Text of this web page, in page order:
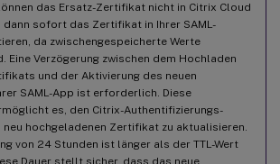
das Ersatz-Zertifikat nicht in Citrix Cloud
dann sofort das Zertifikat in Ihrer SAML-
da zwischengespeicherte Werte
Eine Verzögerung zwischen dem Hochladen
und der Aktivierung des neuen
SAML-App ist erforderlich. Diese
es, den Citrix-Authentifizierungs-
neu hochgeladenen Zertifikat zu aktualisieren.
von 24 Stunden ist länger als der TTL-Wert
Dauer stellt sicher, dass das neue